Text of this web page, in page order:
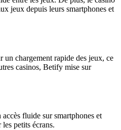
jeux depuis leurs smartphones et
un chargement rapide des jeux, ce
casinos, Betify mise sur
fluide sur smartphones et
petits écrans.